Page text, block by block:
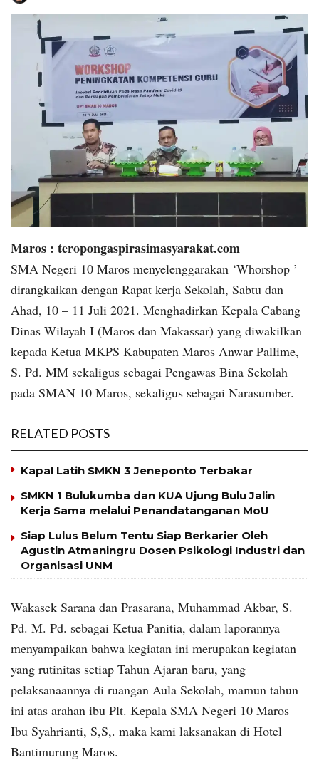
Maros : teropongaspirasimasyarakat.com
SMA Negeri 10 Maros menyelenggarakan ‘Whorshop ’
dirangkaikan dengan Rapat kerja Sekolah, Sabtu dan
Ahad, 10 – 11 Juli 2021. Menghadirkan Kepala Cabang
Dinas Wilayah I (Maros dan Makassar) yang diwakilkan
kepada Ketua MKPS Kabupaten Maros Anwar Pallime,
S. Pd. MM sekaligus sebagai Pengawas Bina Sekolah
pada SMAN 10 Maros, sekaligus sebagai Narasumber.
RELATED POSTS
Kapal Latih SMKN 3 Jeneponto Terbakar
SMKN 1 Bulukumba dan KUA Ujung Bulu Jalin
Kerja Sama melalui Penandatanganan MoU
Siap Lulus Belum Tentu Siap Berkarier Oleh
Agustin Atmaningru Dosen Psikologi Industri dan
Organisasi UNM
Wakasek Sarana dan Prasarana, Muhammad Akbar, S.
Pd. M. Pd. sebagai Ketua Panitia, dalam laporannya
menyampaikan bahwa kegiatan ini merupakan kegiatan
yang rutinitas setiap Tahun Ajaran baru, yang
pelaksanaannya di ruangan Aula Sekolah, mamun tahun
ini atas arahan ibu Plt. Kepala SMA Negeri 10 Maros
Ibu Syahrianti, S,S,. maka kami laksanakan di Hotel
Bantimurung Maros.